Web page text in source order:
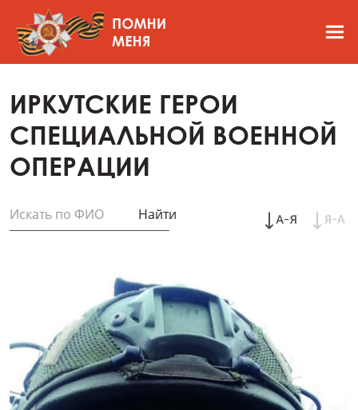
ИРКУТСКИЕ ГЕРОИ
СПЕЦИАЛЬНОЙ ВОЕННОЙ
ОПЕРАЦИИ
Найти